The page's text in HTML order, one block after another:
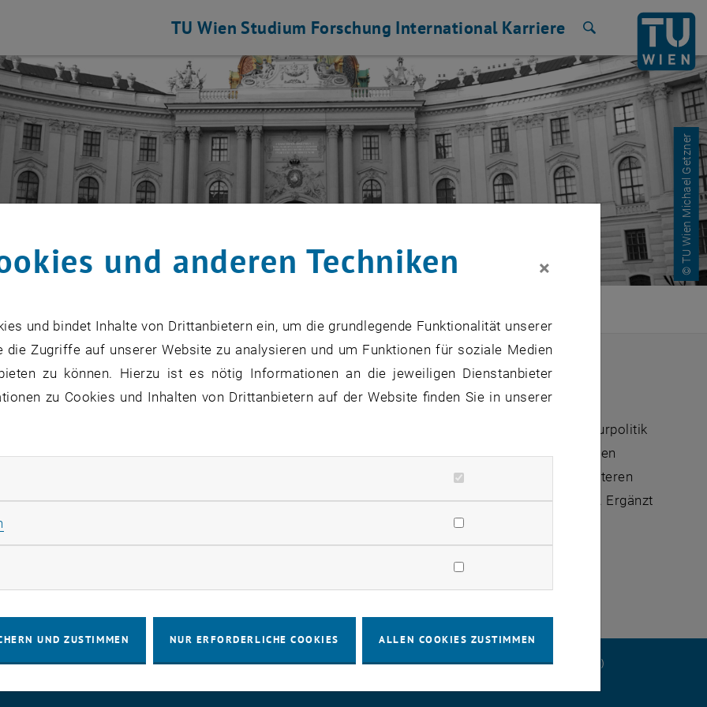
auflisten
TU Wien Studium Forschung International Karriere
© TU Wien Michael Getzner
Forschungsschwerpunkte finden am Forschungsbereich für Finanzwissenschaft und Infrastrukturpolitik
Veranstaltungen statt. Zentrale Eckpunkte bilden dieIFIP-Jahrestagungzu verschiedenen
Schwerpunkten sowie der jährlich vergebene
Egon-Matzner-Preis für Sozioökonomie
. Des weiteren
letzten Jahren zahlreiche Veranstaltungen zu Themen wie Wohnungs- oder Umweltpolitik statt. Ergänzt
Themenfelder durch vielfältige Gastvorträge im Rahmen diverser Lehrveranstaltungen am
IMPRESSUM BARRIEREFREIHEITSERKLÄRUNG DATENSCHUTZERKLÄRUNG (PDF)
und anderen Techniken ×
und bindet Inhalte von Drittanbietern ein, um die grundlegende Funktionalität unserer
Zugriffe auf unserer Website zu analysieren und um Funktionen für soziale Medien
zu können. Hierzu ist es nötig Informationen an die jeweiligen Dienstanbieter
zu Cookies und Inhalten von Drittanbietern auf der Website finden Sie in unserer
Cookies zulassen
UND ZUSTIMMEN NUR ERFORDERLICHE COOKIES ALLEN COOKIES ZUSTIMMEN